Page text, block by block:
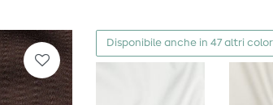
Disponibile anche in 47 altri